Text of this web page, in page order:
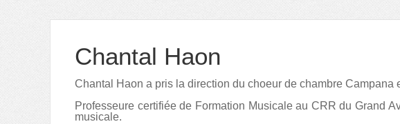
Chantal Haon
Chantal Haon a pris la direction du choeur de chambre
Professeure certifiée de Formation Musicale au CRR du Grand
musicale.